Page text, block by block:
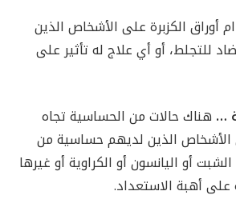
أوراق الكزبرة على الأشخاص الذين
للتجلط، أو أي علاج له تأثير على
… هناك حالات من الحساسية تجاه
الأشخاص الذين لديهم حساسية من
أو اليانسون أو الكراوية أو غيرها
على أهبة الاستعداد.